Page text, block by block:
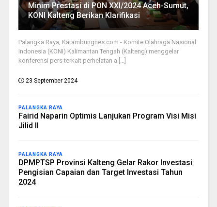
Minim Prestasi di PON XXI/2024 Aceh-Sumut,
KONI Kalteng Berikan Klarifikasi
Palangka Raya, Katambungnes.com - Komite Olahraga Nasional
Indonesia (KONI) Kalimantan Tengah (Kalteng) menggelar
konferensi pers terkait perhelatan a [...]
23 September 2024
PALANGKA RAYA
Fairid Naparin Optimis Lanjukan Program Visi Misi
Jilid II
PALANGKA RAYA
DPMPTSP Provinsi Kalteng Gelar Rakor Investasi
Pengisian Capaian dan Target Investasi Tahun
2024